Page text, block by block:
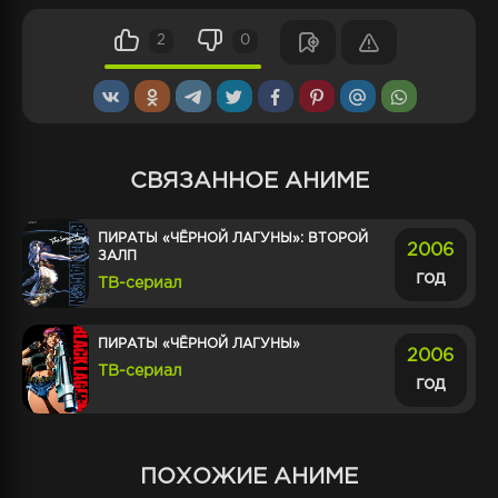
2 0
СВЯЗАННОЕ АНИМЕ
ПИРАТЫ «ЧЁРНОЙ ЛАГУНЫ»: ВТОРОЙ
ЗАЛП
ТВ-сериал
2006
год
ПИРАТЫ «ЧЁРНОЙ ЛАГУНЫ»
ТВ-сериал
2006
год
ПОХОЖИЕ АНИМЕ